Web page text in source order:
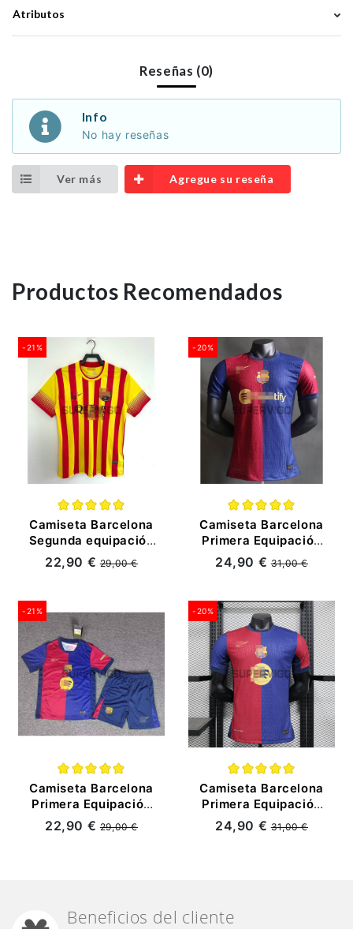
Atributos
Reseñas (0)
Info
No hay reseñas
Ver más Agregue su reseña
Productos Recomendados
-21%
Camiseta Barcelona
Segunda equipación
Retro 13/14
22,90 €29,00 €
-20%
Camiseta Barcelona
Primera Equipación
2024/2025 (EDICIÓN
JUGADOR)
24,90 €31,00 €
-21%
Camiseta Barcelona
Primera Equipación
2024/25 Niño Kit
22,90 €29,00 €
-20%
Camiseta Barcelona
Primera Equipación
2024/25 (EDICIÓN
JUGADOR)
24,90 €31,00 €
Beneficios del cliente